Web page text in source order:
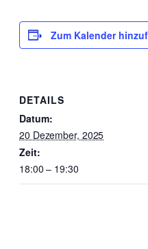
Zum Kalender
DETAILS
Datum:
20 Dezember, 2025
Zeit:
18:00 – 19:30